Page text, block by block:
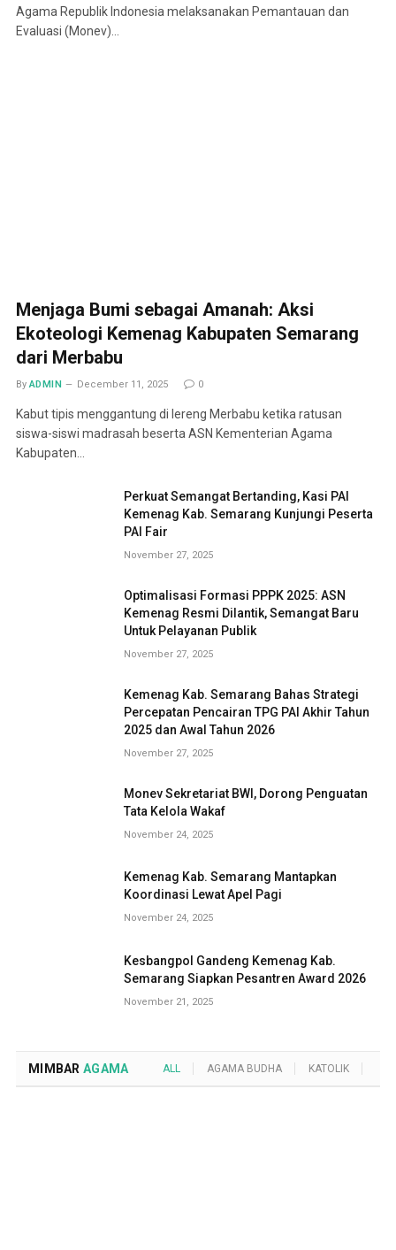
Agama Republik Indonesia melaksanakan Pemantauan dan
Evaluasi (Monev)…
Menjaga Bumi sebagai Amanah: Aksi
Ekoteologi Kemenag Kabupaten Semarang
dari Merbabu
By ADMIN December 11, 2025 0
Kabut tipis menggantung di lereng Merbabu ketika ratusan
siswa-siswi madrasah beserta ASN Kementerian Agama
Kabupaten…
Perkuat Semangat Bertanding, Kasi PAI
Kemenag Kab. Semarang Kunjungi Peserta
PAI Fair
November 27, 2025
Optimalisasi Formasi PPPK 2025: ASN
Kemenag Resmi Dilantik, Semangat Baru
Untuk Pelayanan Publik
November 27, 2025
Kemenag Kab. Semarang Bahas Strategi
Percepatan Pencairan TPG PAI Akhir Tahun
2025 dan Awal Tahun 2026
November 27, 2025
Monev Sekretariat BWI, Dorong Penguatan
Tata Kelola Wakaf
November 24, 2025
Kemenag Kab. Semarang Mantapkan
Koordinasi Lewat Apel Pagi
November 24, 2025
Kesbangpol Gandeng Kemenag Kab.
Semarang Siapkan Pesantren Award 2026
November 21, 2025
MIMBAR AGAMA ALL AGAMA BUDHA KATOLIK